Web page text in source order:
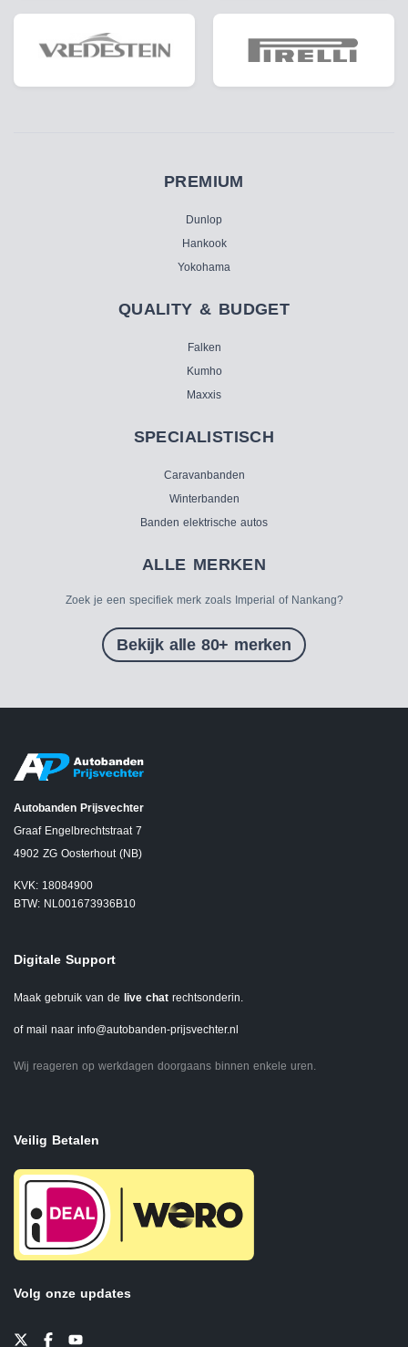
PREMIUM
Dunlop
Hankook
Yokohama
QUALITY & BUDGET
Falken
Kumho
Maxxis
SPECIALISTISCH
Caravanbanden
Winterbanden
Banden elektrische autos
ALLE MERKEN
Zoek je een specifiek merk zoals Imperial of Nankang?
Bekijk alle 80+ merken
Autobanden Prijsvechter
Graaf Engelbrechtstraat 7
4902 ZG Oosterhout (NB)
KVK: 18084900
BTW: NL001673936B10
Digitale Support
Maak gebruik van de live chat rechtsonderin.
of mail naar info@autobanden-prijsvechter.nl
Wij reageren op werkdagen doorgaans binnen enkele uren.
Veilig Betalen
Volg onze updates